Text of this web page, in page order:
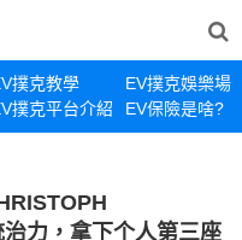
撲克教學
EV撲克娛樂場
撲克平台介紹 EV保險是啥?
力，拿下个人第三座